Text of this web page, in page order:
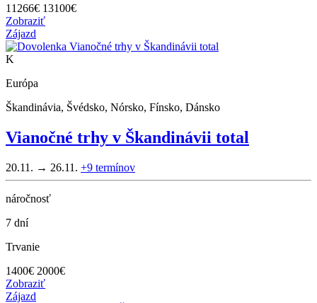
11266€ 13100€
Zobraziť
Zájazd
K
Európa
Škandinávia, Švédsko, Nórsko, Fínsko, Dánsko
Vianočné trhy v Škandinávii total
20.11. → 26.11. +9 termínov
náročnosť
7 dní
Trvanie
1400€ 2000€
Zobraziť
Zájazd